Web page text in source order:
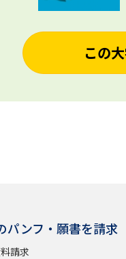
この
パンフ・願書を請求
請求